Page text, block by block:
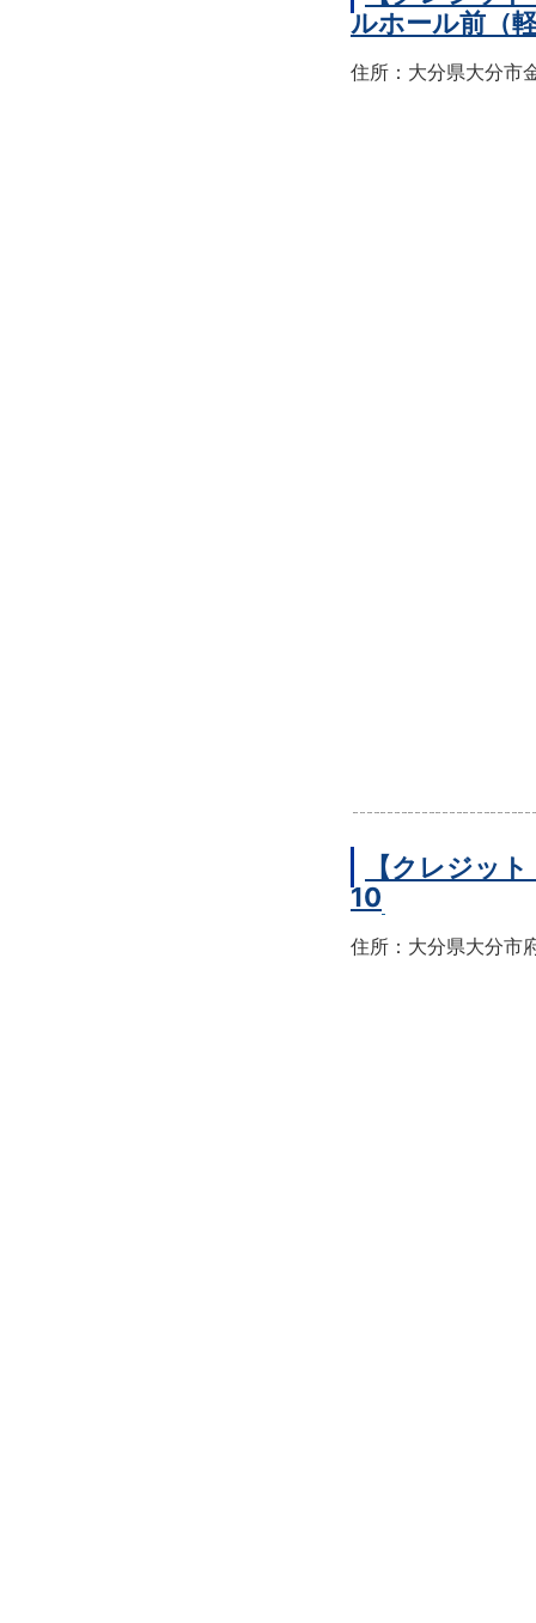
ルホール前（
住所：大分県大分市
【クレジッ
10
住所：大分県大分市